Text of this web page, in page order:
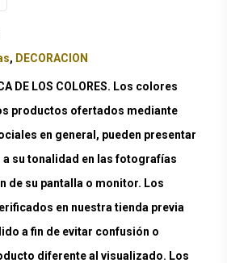
, DECORACION
DE LOS COLORES. Los colores
productos ofertados mediante
en general, pueden presentar
su tonalidad en las fotografías
de su pantalla o monitor. Los
en nuestra tienda previa
a fin de evitar confusión o
diferente al visualizado. Los